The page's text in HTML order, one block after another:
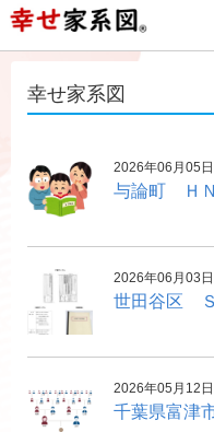
幸せ家系図
2026年06月05日
与論町 Ｈ
2026年06月03日
世田谷区
2026年05月12日
千葉県富津